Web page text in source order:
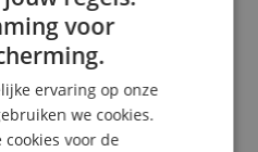
voor
ervaring op onze
we cookies.
voor de